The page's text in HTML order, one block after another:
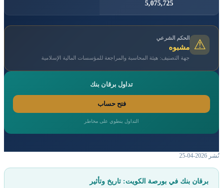
5,075,725
⚠ الحكم الشرعي
مشبوه
جهة التصنيف: هيئة المحاسبة والمراجعة للمؤسسات المالية الإسلامية
تداول برقان بنك
فتح حساب
التداول ينطوي على مخاطر
نُشر 2026-04-25
برقان بنك في بورصة الكويت: تاريخ وتأثير